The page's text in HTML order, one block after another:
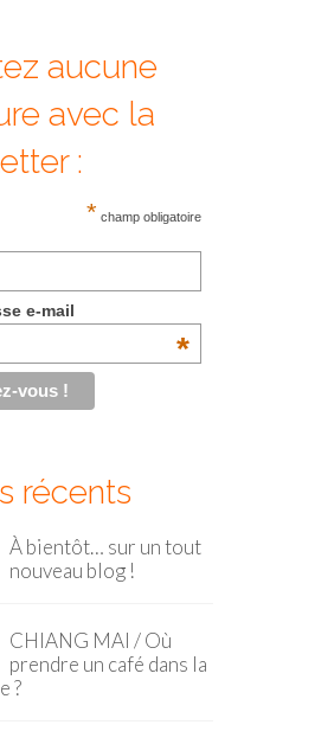
aucune
avec la
:
* champ obligatoire
e-mail
*
récents
À bientôt… sur un tout
nouveau blog !
CHIANG MAI / Où
prendre un café dans la
?